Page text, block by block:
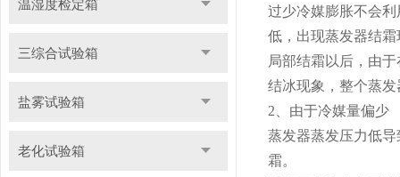
温湿度检定箱
三综合试验箱
盐雾试验箱
老化试验箱
过少冷媒膨胀不会
低，出现蒸发器结霜
局部结霜以后，由
结冰现象，整个蒸
2、由于冷媒量偏少
蒸发器蒸发压力低
霜。